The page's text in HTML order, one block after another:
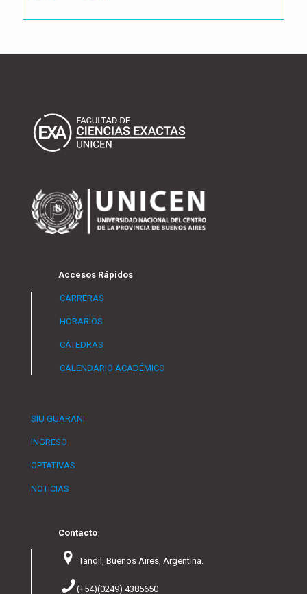
Accesos Rápidos
CARRERAS
HORARIOS
CÁTEDRAS
CALENDARIO ACADÉMICO
SIU GUARANI
INGRESO
OPTATIVAS
NOTICIAS
Contacto
Tandil, Buenos Aires, Argentina.
(+54)(0249) 4385650